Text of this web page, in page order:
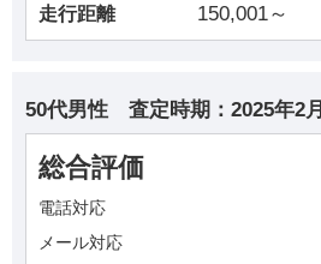
走行距離 150,001～
50代男性 査定時期： 2025年2月
総合評価
電話対応
メール対応